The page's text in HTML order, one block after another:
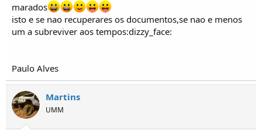
marados
isto e se nao recuperares os documentos,se nao e menos
um a subreviver aos tempos:dizzy_face:
Paulo Alves
Martins
UMM